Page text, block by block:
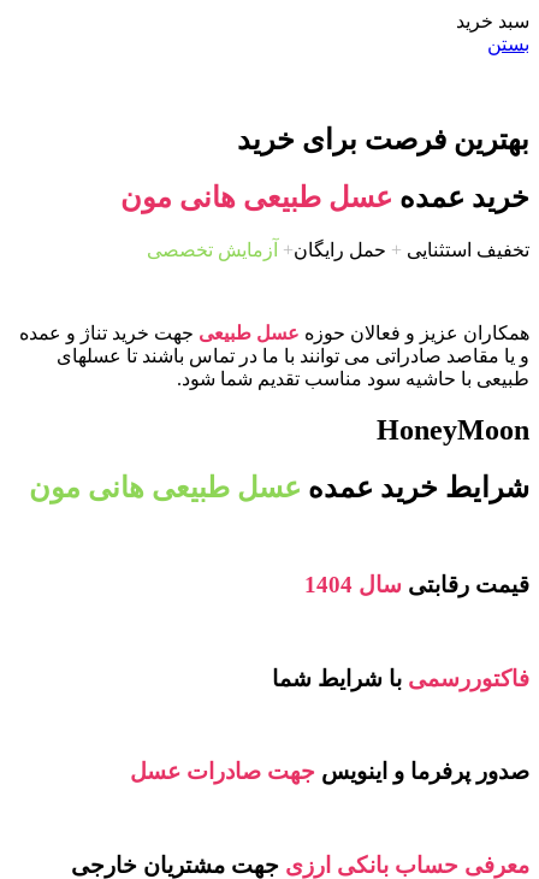
سبد خرید
بستن
بهترین فرصت برای خرید
خرید عمده عسل طبیعی هانی مون
تخفیف استثنایی + حمل رایگان+ آزمایش تخصصی
همکاران عزیز و فعالان حوزه عسل طبیعی جهت خرید تناژ و عمده
و یا مقاصد صادراتی می توانند با ما در تماس باشند تا عسلهای
طبیعی با حاشیه سود مناسب تقدیم شما شود.
HoneyMoon
شرایط خرید عمده عسل طبیعی هانی مون
قیمت رقابتی سال 1404
فاکتوررسمی با شرایط شما
صدور پرفرما و اینویس جهت صادرات عسل
معرفی حساب بانکی ارزی جهت مشتریان خارجی